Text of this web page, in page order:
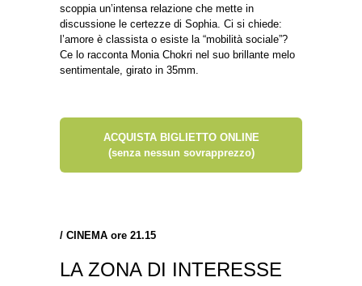
scoppia un’intensa relazione che mette in
discussione le certezze di Sophia. Ci si chiede:
l’amore è classista o esiste la “mobilità sociale”?
Ce lo racconta Monia Chokri nel suo brillante melo
sentimentale, girato in 35mm.
ACQUISTA BIGLIETTO ONLINE
(senza nessun sovrapprezzo)
/ CINEMA ore 21.15
LA ZONA DI INTERESSE